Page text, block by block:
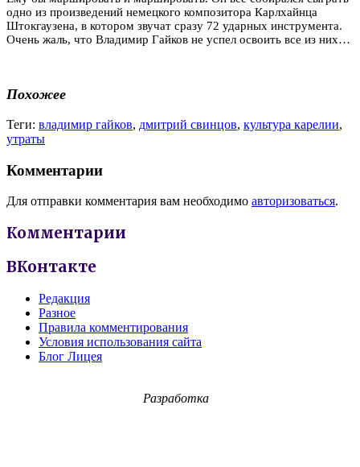
одно из произведений немецкого композитора Карлхайнца
Штокгаузена, в котором звучат сразу 72 ударных инструмента.
Очень жаль, что Владимир Гайков не успел освоить все из них…
Похожее
Теги: владимир гайков, дмитрий свинцов, культура карелии,
утраты
Комментарии
Для отправки комментария вам необходимо авторизоваться.
Комментарии
ВКонтакте
Редакция
Разное
Правила комментирования
Условия использования сайта
Блог Лицея
Разработка